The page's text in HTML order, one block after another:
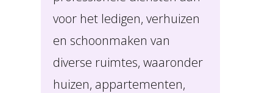
voor het ledigen, verhuizen
en schoonmaken van
diverse ruimtes, waaronder
huizen, appartementen,